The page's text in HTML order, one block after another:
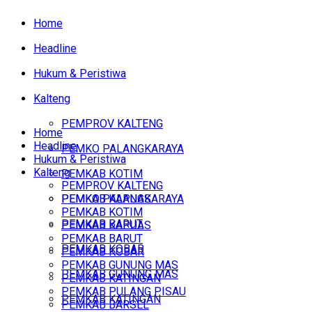
Home
Headline
Hukum & Peristiwa
Kalteng
PEMPROV KALTENG
PEMKO PALANGKARAYA
PEMKAB KOTIM
PEMKAB KAPUAS
PEMKAB BARUT
PEMKAB KOBAR
PEMKAB GUNUNG MAS
PEMKAB KATINGAN
Home
Headline
Hukum & Peristiwa
Kalteng
PEMPROV KALTENG
PEMKO PALANGKARAYA
PEMKAB KOTIM
PEMKAB KAPUAS
PEMKAB BARUT
PEMKAB KOBAR
PEMKAB GUNUNG MAS
PEMKAB KATINGAN
PEMKAB PULANG PISAU
PEMKAB BARSEL